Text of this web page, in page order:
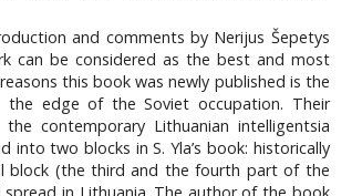
and comments by Nerijus Šepetys
can be considered as the best and most
this book was newly published is the
edge of the Soviet occupation. Their
contemporary Lithuanian intelligentsia
two blocks in S. Yla’s book: historically
block (the third and the fourth part of the